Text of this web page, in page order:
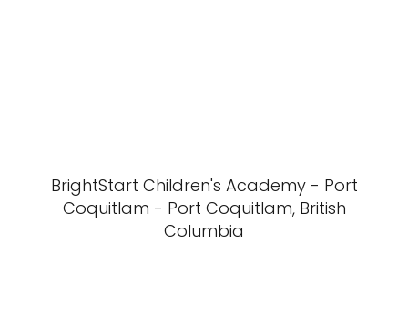
BrightStart Children's Academy - Port
Coquitlam - Port Coquitlam, British
Columbia